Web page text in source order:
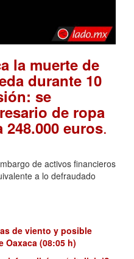
la muerte de
durante 10
se
de ropa
euros.
de activos financieros
a lo defraudado
de viento y posible
Oaxaca (08:05 h)